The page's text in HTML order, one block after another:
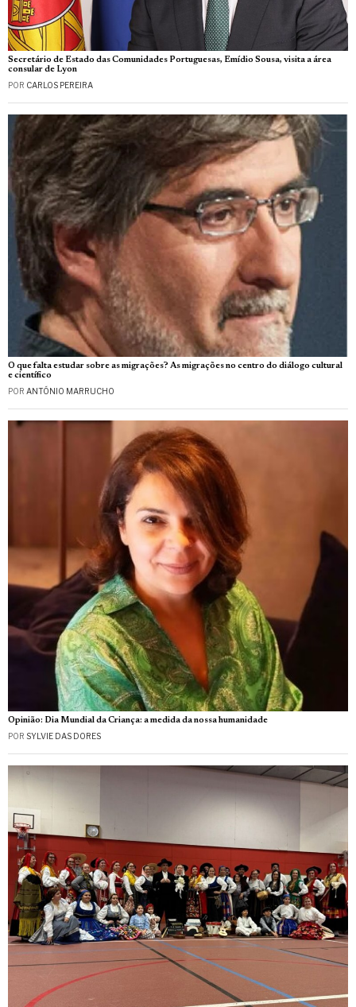
Secretário de Estado das Comunidades Portuguesas, Emídio Sousa, visita a área
consular de Lyon
POR CARLOS PEREIRA
O que falta estudar sobre as migrações? As migrações no centro do diálogo cultural
e científico
POR ANTÓNIO MARRUCHO
Opinião: Dia Mundial da Criança: a medida da nossa humanidade
POR SYLVIE DAS DORES